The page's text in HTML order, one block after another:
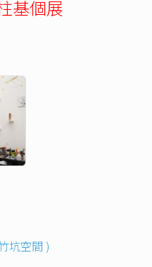
基個展
坑空間 )